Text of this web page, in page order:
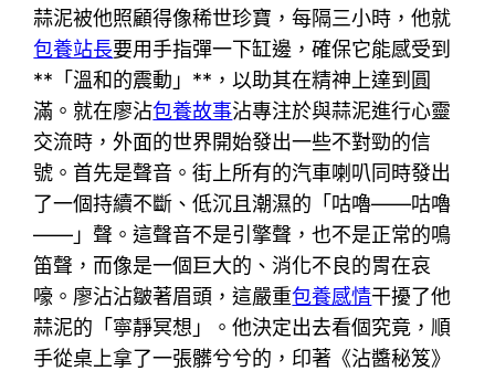
蒜泥被他照顧得像稀世珍寶，每隔三小時，他就
包養站長要用手指彈一下缸邊，確保它能感受到
**「溫和的震動」**，以助其在精神上達到圓
滿。就在廖沾包養故事沾專注於與蒜泥進行心靈
交流時，外面的世界開始發出一些不對勁的信
號。首先是聲音。街上所有的汽車喇叭同時發出
了一個持續不斷、低沉且潮濕的「咕嚕——咕嚕
——」聲。這聲音不是引擎聲，也不是正常的鳴
笛聲，而像是一個巨大的、消化不良的胃在哀
嚎。廖沾沾皺著眉頭，這嚴重包養感情干擾了他
蒜泥的「寧靜冥想」。他決定出去看個究竟，順
手從桌上拿了一張髒兮兮的，印著《沾醬秘笈》